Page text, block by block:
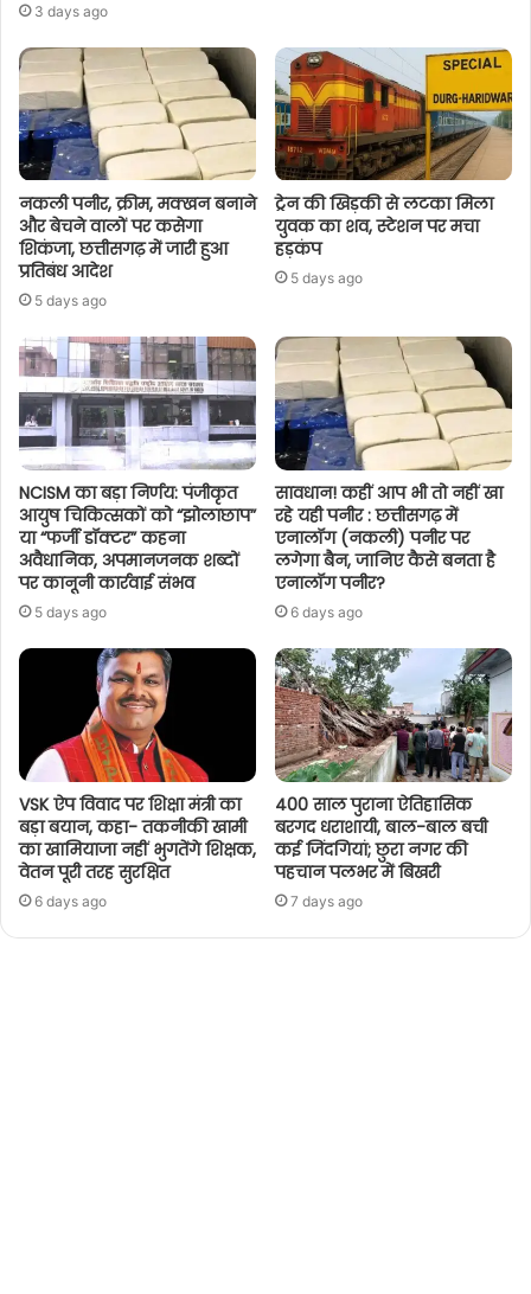
3 days ago
नकली पनीर, क्रीम, मक्खन बनाने
और बेचने वालों पर कसेगा
शिकंजा, छत्तीसगढ़ में जारी हुआ
प्रतिबंध आदेश
5 days ago
ट्रेन की खिड़की से लटका मिला
युवक का शव, स्टेशन पर मचा
हड़कंप
5 days ago
NCISM का बड़ा निर्णय: पंजीकृत
आयुष चिकित्सकों को “झोलाछाप”
या “फर्जी डॉक्टर” कहना
अवैधानिक, अपमानजनक शब्दों
पर कानूनी कार्रवाई संभव
5 days ago
सावधान! कहीं आप भी तो नहीं खा
रहे यही पनीर : छत्तीसगढ़ में
एनालॉग (नकली) पनीर पर
लगेगा बैन, जानिए कैसे बनता है
एनालॉग पनीर?
6 days ago
VSK ऐप विवाद पर शिक्षा मंत्री का
बड़ा बयान, कहा- तकनीकी खामी
का खामियाजा नहीं भुगतेंगे शिक्षक,
वेतन पूरी तरह सुरक्षित
6 days ago
400 साल पुराना ऐतिहासिक
बरगद धराशायी, बाल-बाल बची
कई जिंदगियां; छुरा नगर की
पहचान पलभर में बिखरी
7 days ago